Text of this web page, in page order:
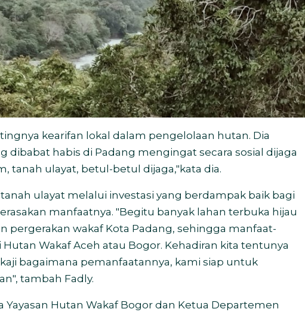
kearifan lokal dalam pengelolaan hutan. Dia
dibabat habis di Padang mengingat secara sosial dijaga
tanah ulayat, betul-betul dijaga,"kata dia.
ulayat melalui investasi yang berdampak baik bagi
manfaatnya. "Begitu banyak lahan terbuka hijau
pergerakan wakaf Kota Padang, sehingga manfaat-
Wakaf Aceh atau Bogor. Kehadiran kita tentunya
bagaimana pemanfaatannya, kami siap untuk
tambah Fadly.
Yayasan Hutan Wakaf Bogor dan Ketua Departemen